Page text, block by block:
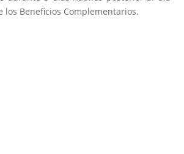
los Beneficios Complementarios.